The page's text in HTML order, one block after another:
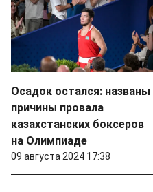
Осадок остался: названы
причины провала
казахстанских боксеров
на Олимпиаде
09 августа 2024 17:38